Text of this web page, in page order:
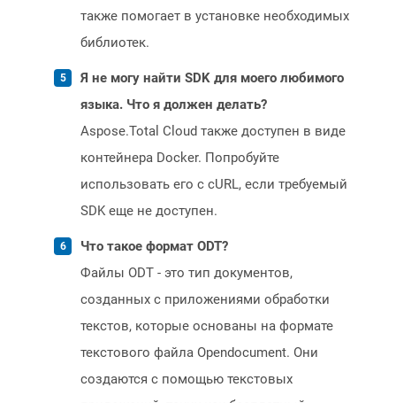
также помогает в установке необходимых
библиотек.
Я не могу найти SDK для моего любимого
языка. Что я должен делать?
Aspose.Total Cloud также доступен в виде
контейнера Docker. Попробуйте
использовать его с cURL, если требуемый
SDK еще не доступен.
Что такое формат ODT?
Файлы ODT - это тип документов,
созданных с приложениями обработки
текстов, которые основаны на формате
текстового файла Opendocument. Они
создаются с помощью текстовых